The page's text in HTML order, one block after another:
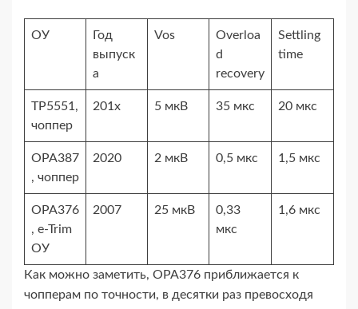
ОУ
Год
выпуск
а
Vos
Overloa
d
recovery
Settling
time
TP5551,
чоппер
201x 5 мкВ 35 мкс 20 мкс
OPA387
, чоппер
2020 2 мкВ 0,5 мкс 1,5 мкс
OPA376
, e‑Trim
ОУ
2007 25 мкВ
0,33
мкс
1,6 мкс
Как можно заметить, OPA376 приближается к
чопперам по точности, в десятки раз превосходя